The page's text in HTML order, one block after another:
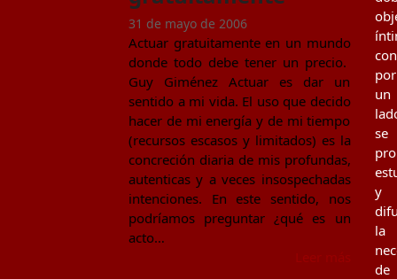
31 de mayo de 2006
Actuar gratuitamente en un mundo
donde todo debe tener un precio.
Guy Giménez Actuar es dar un
sentido a mi vida. El uso que decido
hacer de mi energía y de mi tiempo
(recursos escasos y limitados) es la
concreción diaria de mis profundas,
autenticas y a veces insospechadas
intenciones. En este sentido, nos
podríamos preguntar ¿qué es un
acto…
por
un
se
y
la
de